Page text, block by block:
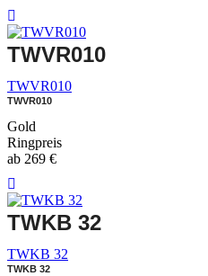
TWVR010
TWVR010
TWVR010
Gold
Ringpreis
ab 269 €
TWKB 32
TWKB 32
TWKB 32